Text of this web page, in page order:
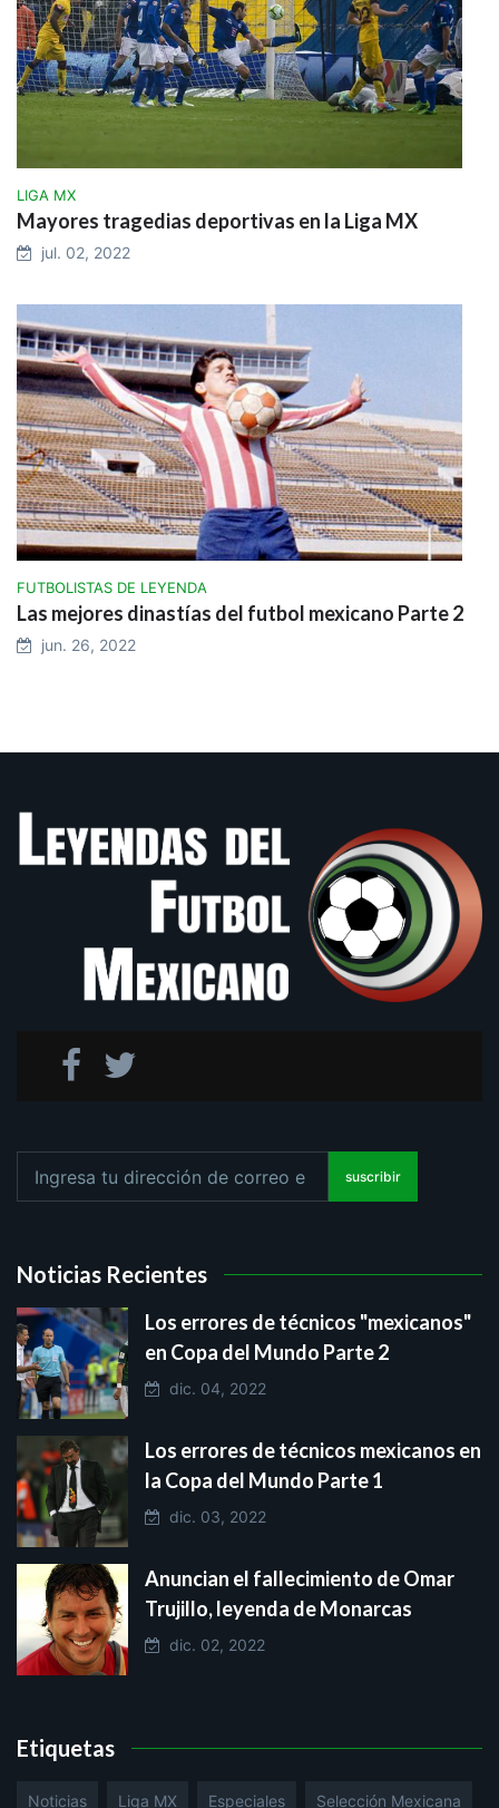
LIGA MX
Mayores tragedias deportivas en la Liga MX
jul. 02, 2022
FUTBOLISTAS DE LEYENDA
Las mejores dinastías del futbol mexicano Parte 2
jun. 26, 2022
suscribir
Noticias Recientes
Los errores de técnicos "mexicanos"
en Copa del Mundo Parte 2
dic. 04, 2022
Los errores de técnicos mexicanos en
la Copa del Mundo Parte 1
dic. 03, 2022
Anuncian el fallecimiento de Omar
Trujillo, leyenda de Monarcas
dic. 02, 2022
Etiquetas
Noticias Liga MX Especiales Selección Mexicana